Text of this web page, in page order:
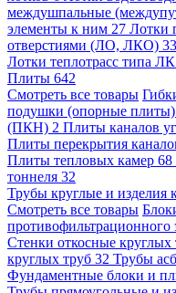
междушпальные
элементы к ним 27 Лотки
отверстиями (ЛО, ЛКО) 33
Лотки теплотрасс типа ЛК
Плиты 642
Смотреть все товары
подушки (опорные плиты)
(ПКН) 2 Плиты каналов
Плиты перекрытия
Плиты тепловых камер 68
тоннеля 32
Трубы круглые и изделия
Смотреть все товары
противофильтрационного
Стенки откосные круглых
круглых труб 32 Трубы
Фундаментные блоки и